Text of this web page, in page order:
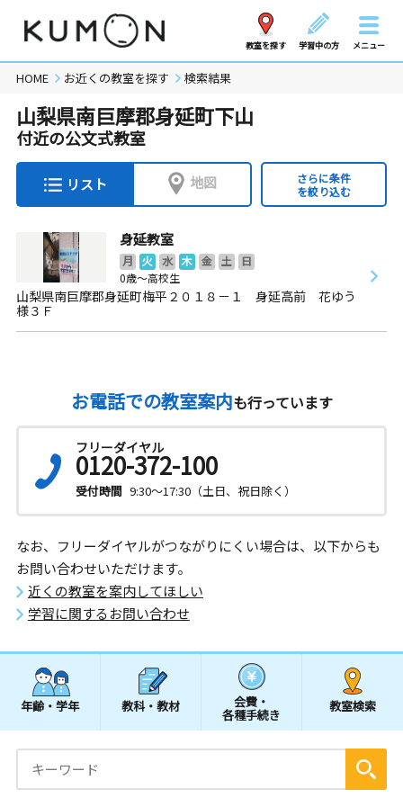
教室を探す 学習中の方 メニュー
HOME お近くの教室を探す 検索結果
山梨県南巨摩郡身延町下山
付近の公文式教室
リスト 地図
さらに条件
を絞り込む
身延教室
月 火 水 木 金 土
日
0歳～高校生
山梨県南巨摩郡身延町梅平２０１８－１ 身延高前 花ゆう
様３Ｆ
お電話での教室案内も行っています
フリーダイヤル
0120-372-100
受付時間 9:30～17:30（土日、祝日除く）
なお、フリーダイヤルがつながりにくい場合は、以下からも
お問い合わせいただけます。
近くの教室を案内してほしい
学習に関するお問い合わせ
年齢・学年 教科・教材 会費・
各種手続き
教室検索